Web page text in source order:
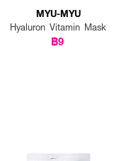
MYU-MYU
Hyaluron Vitamin Mask
฿9